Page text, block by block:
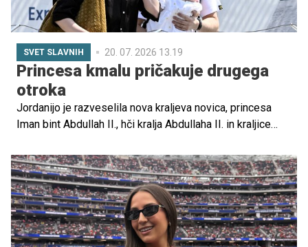
SVET SLAVNIH 20. 07. 2026 13.19
Princesa kmalu pričakuje drugega
otroka
Jordanijo je razveselila nova kraljeva novica, princesa
Iman bint Abdullah II., hči kralja Abdullaha II. in kraljice
javnosti sporočila prav kraljica Rania, ki je ob čustveni
fotografiji družine zapisala, da se njihov klub vnukov
povečuje.